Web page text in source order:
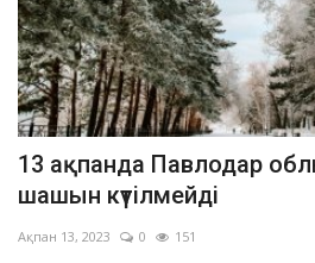
13 ақпанда Павлодар
шашын күтілмейді
Ақпан 13, 2023 0 151